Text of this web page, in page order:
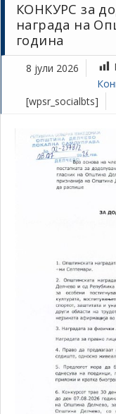
КОНКУРС за
награда на
година
8 јули 2026
[wpsr_socialbts]